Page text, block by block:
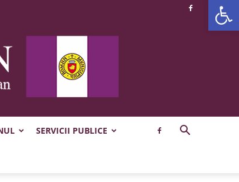
SERVICII PUBLICE